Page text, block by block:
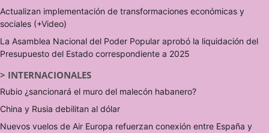
Actualizan implementación de transformaciones económicas y
sociales (+Video)
La Asamblea Nacional del Poder Popular aprobó la liquidación del
Presupuesto del Estado correspondiente a 2025
> INTERNACIONALES
Rubio ¿sancionará el muro del malecón habanero?
China y Rusia debilitan al dólar
Nuevos vuelos de Air Europa refuerzan conexión entre España y